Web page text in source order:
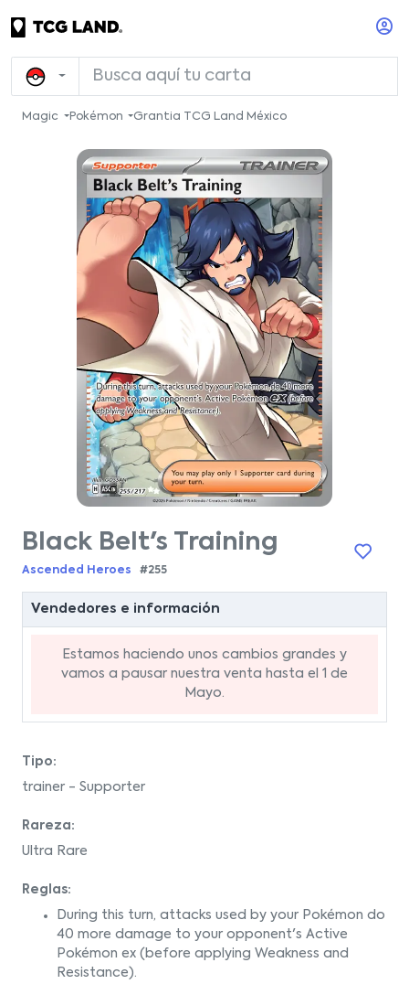
Magic Pokémon Grantia TCG Land México
Black Belt's Training
Ascended Heroes #255
Vendedores e información
Estamos haciendo unos cambios grandes y
vamos a pausar nuestra venta hasta el 1 de
Mayo.
Tipo:
trainer - Supporter
Rareza:
Ultra Rare
Reglas:
During this turn, attacks used by your Pokémon do
40 more damage to your opponent's Active
Pokémon ex (before applying Weakness and
Resistance).